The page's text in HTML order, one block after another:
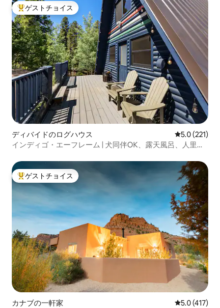
大好評のゲストチョイスです。
ゲストチョイス
ディバイドのログハウス レビュー221
5.0 (221)
インディゴ・エーフレーム | 犬同伴OK、露天風呂、人里離
大好評のゲストチョイスです。
ゲストチョイス
カナブの一軒家 レビュー417
5.0 (417)